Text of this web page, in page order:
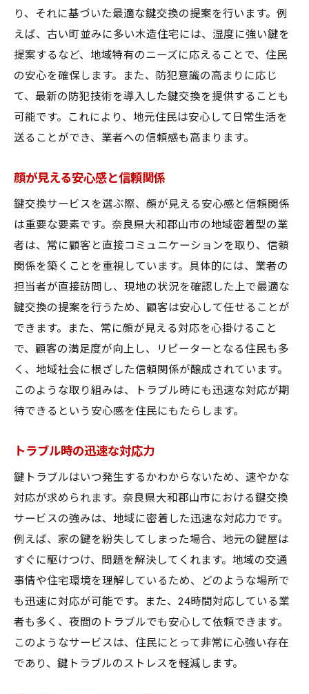
り、それに基づいた最適な鍵交換の提案を行います。例
えば、古い町並みに多い木造住宅には、湿度に強い鍵を
提案するなど、地域特有のニーズに応えることで、住民
の安心を確保します。また、防犯意識の高まりに応じ
て、最新の防犯技術を導入した鍵交換を提供することも
可能です。これにより、地元住民は安心して日常生活を
送ることができ、業者への信頼感も高まります。
顔が見える安心感と信頼関係
鍵交換サービスを選ぶ際、顔が見える安心感と信頼関係
は重要な要素です。奈良県大和郡山市の地域密着型の業
者は、常に顧客と直接コミュニケーションを取り、信頼
関係を築くことを重視しています。具体的には、業者の
担当者が直接訪問し、現地の状況を確認した上で最適な
鍵交換の提案を行うため、顧客は安心して任せることが
できます。また、常に顔が見える対応を心掛けること
で、顧客の満足度が向上し、リピーターとなる住民も多
く、地域社会に根ざした信頼関係が醸成されています。
このような取り組みは、トラブル時にも迅速な対応が期
待できるという安心感を住民にもたらします。
トラブル時の迅速な対応力
鍵トラブルはいつ発生するかわからないため、速やかな
対応が求められます。奈良県大和郡山市における鍵交換
サービスの強みは、地域に密着した迅速な対応力です。
例えば、家の鍵を紛失してしまった場合、地元の鍵屋は
すぐに駆けつけ、問題を解決してくれます。地域の交通
事情や住宅環境を理解しているため、どのような場所で
も迅速に対応が可能です。また、24時間対応している業
者も多く、夜間のトラブルでも安心して依頼できます。
このようなサービスは、住民にとって非常に心強い存在
であり、鍵トラブルのストレスを軽減します。